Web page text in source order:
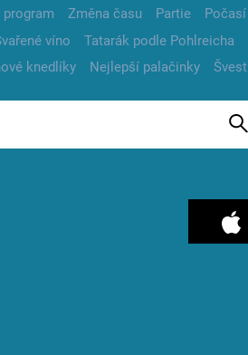
program Změna času Partie Počasí
víno Tatarák podle Pohlreicha
knedlíky Nejlepší palačinky